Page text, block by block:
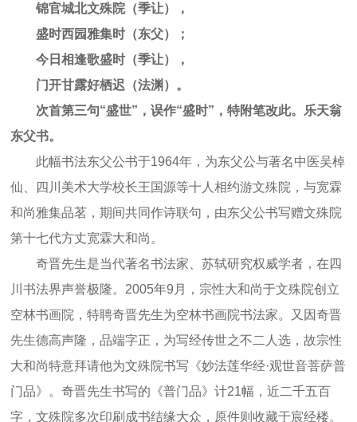
锦官城北文殊院（季让），
盛时西园雅集时（东父）；
今日相逢歌盛时（季让），
门开甘露好栖迟（法渊）。
次首第三句“盛世”，误作“盛时”，特附笔改此。乐天翁
东父书。
此幅书法东父公书于1964年，为东父公与著名中医吴棹
仙、四川美术大学校长王国源等十人相约游文殊院，与宽霖
和尚雅集品茗，期间共同作诗联句，由东父公书写赠文殊院
第十七代方丈宽霖大和尚。
奇晋先生是当代著名书法家、苏轼研究权威学者，在四
川书法界声誉极隆。2005年9月，宗性大和尚于文殊院创立
空林书画院，特聘奇晋先生为空林书画院书法家。又因奇晋
先生德高声隆，品端字正，为写经传世之不二人选，故宗性
大和尚特意拜请他为文殊院书写《妙法莲华经·观世音菩萨普
门品》。奇晋先生书写的《普门品》计21幅，近二千五百
字，文殊院多次印刷成书结缘大众，原件则收藏于宸经楼。